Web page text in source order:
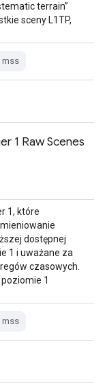
terrain”
sceny L1TP,
mss
1 Raw Scenes
1, które
dostępnej
1 i uważane za
czasowych.
1
mss